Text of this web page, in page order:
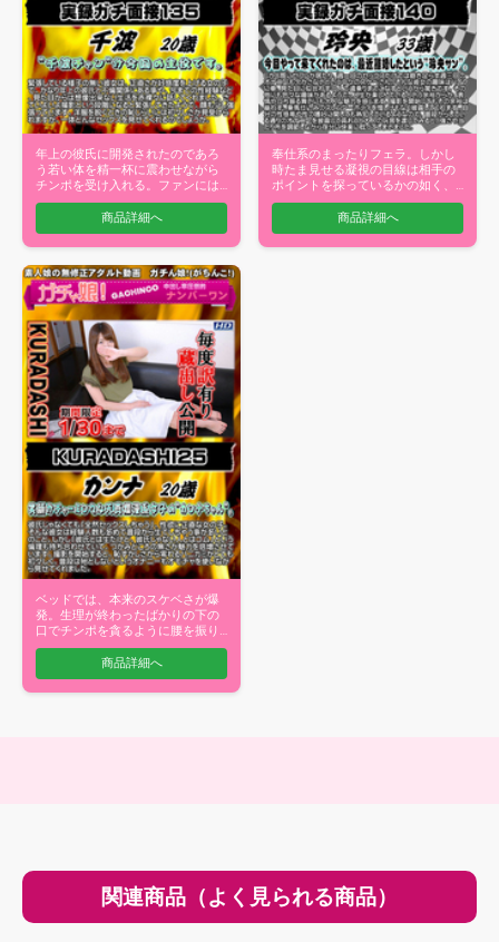
年上の彼氏に開発されたのであろ
う若い体を精一杯に震わせながら
チンポを受け入れる。ファンには
堪らないも…
商品詳細へ
奉仕系のまったりフェラ。しかし
時たま見せる凝視の目線は相手の
ポイントを探っているかの如く、
スケベ度の…
商品詳細へ
ベッドでは、本来のスケベさが爆
発。生理が終わったばかりの下の
口でチンポを貪るように腰を振り
ながら、カ…
商品詳細へ
関連商品（よく見られる商品）